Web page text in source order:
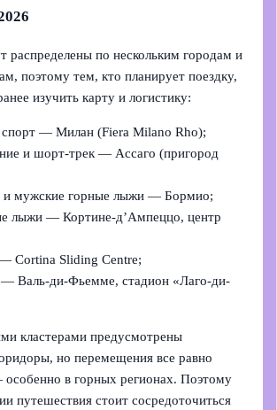
распределены по нескольким городам и
поэтому тем, кто планирует поездку,
изучить карту и логистику:
спорт — Милан (Fiera Milano Rho);
и шорт‑трек — Ассаго (пригород
и мужские горные лыжи — Бормио;
лыжи — Кортине-д’Ампеццо, центр
Cortina Sliding Centre;
Валь‑ди‑Фьемме, стадион «Лаго-ди-
кластерами предусмотрены
но перемещения все равно
в горных регионах. Поэтому
путешествия стоит сосредоточиться